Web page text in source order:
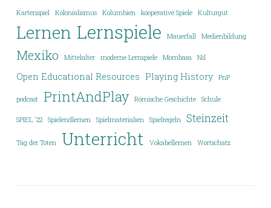
Kartenspiel Kolonialismus Kolumbien kooperative Spiele Kulturgut
Lernen Lernspiele Mauerfall Medienbildung
Mexiko Mittelalter moderne Lernspiele Mombasa Nil
Open Educational Resources Playing History PnP
podcast PrintAndPlay Römische Geschichte Schule
SPIEL '22 Spielendlernen Spielmaterialien Spielregeln Steinzeit
Tag der Toten Unterricht Vokabellernen Wortschatz